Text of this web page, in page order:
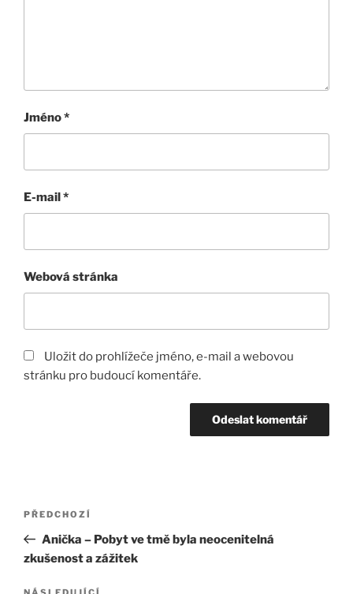
Jméno*
E-mail*
Webová stránka
Uložit do prohlížeče jméno, e-mail a webovou
stránku pro budoucí komentáře.
Navigace
příspěvek
Předchozí
příspěvek
PŘEDCHOZÍ
Anička – Pobyt ve tmě byla neocenitelná
zkušenost a zážitek